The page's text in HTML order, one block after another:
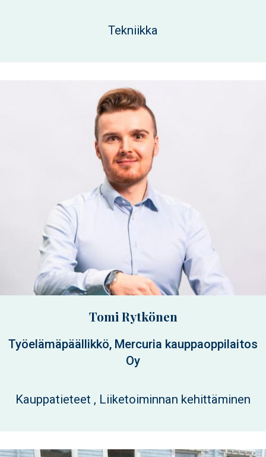
Tekniikka
Tomi Rytkönen
Työelämäpäällikkö, Mercuria kauppaoppilaitos
Oy
Kauppatieteet , Liiketoiminnan kehittäminen